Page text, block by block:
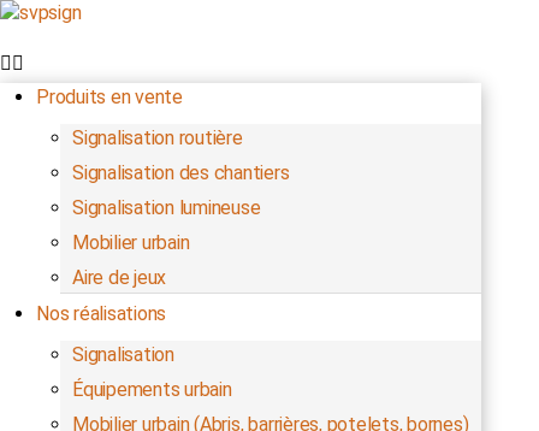
Produits en vente
Signalisation routière
Signalisation des chantiers
Signalisation lumineuse
Mobilier urbain
Aire de jeux
Nos réalisations
Signalisation
Équipements urbain
Mobilier urbain (Abris, barrières, potelets, bornes)